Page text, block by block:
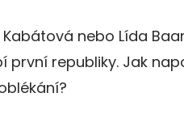
nebo Lída
první republiky. Jak